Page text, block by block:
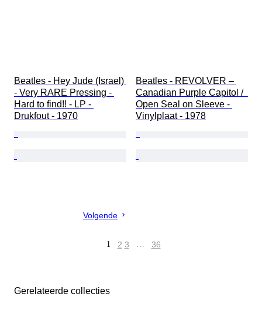
Beatles - Hey Jude (Israel)
- Very RARE Pressing -
Hard to find!! - LP -
Drukfout - 1970
Beatles - REVOLVER –
Canadian Purple Capitol /
Open Seal on Sleeve -
Vinylplaat - 1978
Volgende
1 2 3 … 36
Gerelateerde collecties